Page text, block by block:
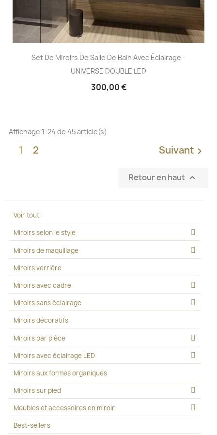
Voir tout
Miroirs selon le style
Miroirs de maquillage
Miroirs verrière
Miroirs avec cadre
Miroirs sans éclairage
Miroirs décoratifs
Miroirs par pièce
Miroirs avec éclairage LED
Miroirs aux formes organiques
Miroirs sur pied
Meubles et accessoires en miroir
Best-sellers
Set De Miroirs De Salle De Bain Avec Éclairage -
UNIVERSE DOUBLE LED
300,00 €
Affichage 1-24 de 45 article(s)
1 2 Suivant 
Retour en haut 